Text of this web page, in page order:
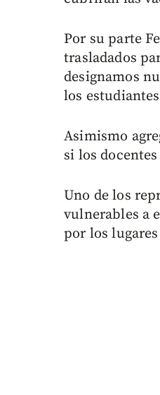
Por su parte
trasladados
designamos
los
Asimismo
si los
Uno de los
vulnerables a
por los